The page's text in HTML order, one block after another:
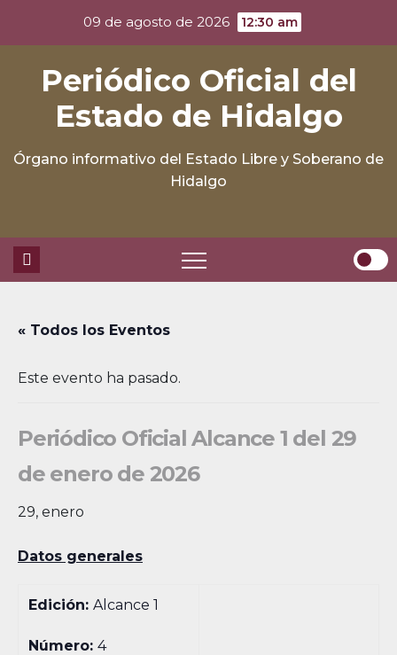
09 de agosto de 2026 12:30 am
Periódico Oficial del
Estado de Hidalgo
Órgano informativo del Estado Libre y Soberano de
Hidalgo
« Todos los Eventos
Este evento ha pasado.
Periódico Oficial Alcance 1 del 29
de enero de 2026
29, enero
Datos generales
Edición:Alcance 1
Número:4